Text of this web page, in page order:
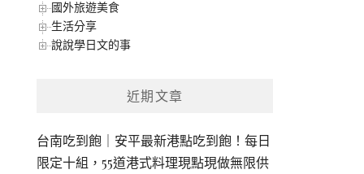
國外旅遊美食
生活分享
說說學日文的事
近期文章
台南吃到飽｜安平最新港點吃到飽！每日
限定十組，55道港式料理現點現做無限供